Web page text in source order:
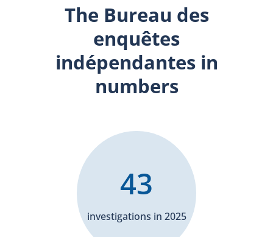
The Bureau des
enquêtes
indépendantes in
numbers
investigations in 2025
43